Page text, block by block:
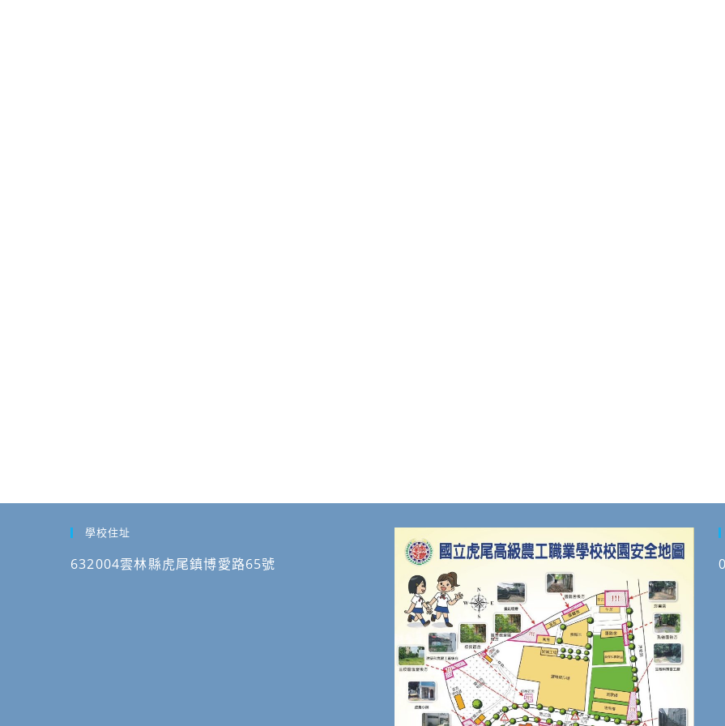
學校住址
632004雲林縣虎尾鎮博愛路65號